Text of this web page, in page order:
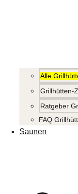
Alle
Grillhütten-
Ratgeber
FAQ
Saunen